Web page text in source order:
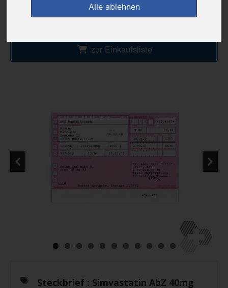
Alle ablehnen
im Shop bestellen
zur Einkaufsliste
Steckbrief : Simvastatin AbZ 40mg